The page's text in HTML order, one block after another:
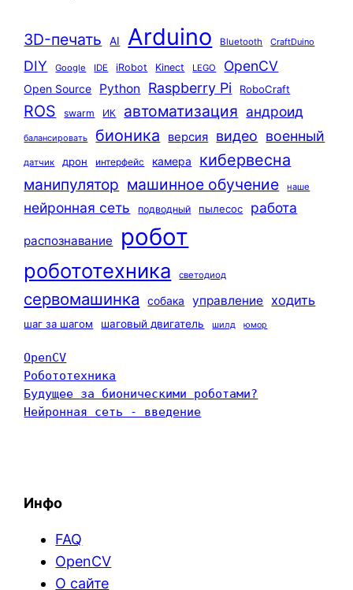
3D-печать AI Arduino Bluetooth CraftDuino
DIY Google IDE iRobot Kinect LEGO OpenCV
Open Source Python Raspberry Pi RoboCraft
ROS swarm ИК автоматизация андроид
балансировать бионика версия видео военный
датчик дрон интерфейс камера кибервесна
манипулятор машинное обучение наше
нейронная сеть подводный пылесос работа
распознавание робот
робототехника светодиод
сервомашинка собака управление ходить
шаг за шагом шаговый двигатель шилд юмор
OpenCV
Робототехника
Будущее за бионическими роботами?
Нейронная сеть - введение
Инфо
FAQ
OpenCV
О сайте